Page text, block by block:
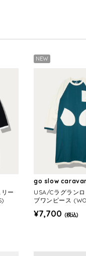
ー
NEW
go slow
USA/Cラグラン
ブワンピース
¥7,700 (税込)